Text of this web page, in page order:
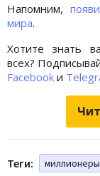
Напомним,
мира.
Хотите знать
всех?
Facebook и
Теги: миллионеры